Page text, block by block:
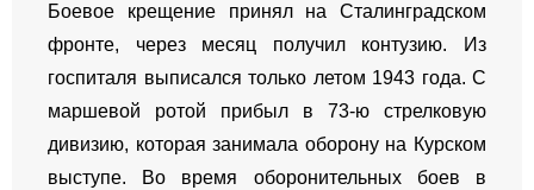
Боевое крещение принял на Сталинградском
фронте, через месяц получил контузию. Из
госпиталя выписался только летом 1943 года. С
маршевой ротой прибыл в 73-ю стрелковую
дивизию, которая занимала оборону на Курском
выступе. Во время оборонительных боев в